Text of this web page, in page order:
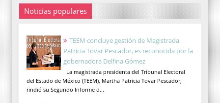
Noticias populares
TEEM concluye gestión de Magistrada
Patricia Tovar Pescador, es reconocida por la
gobernadora Delfina Gómez
La magistrada presidenta del Tribunal Electoral
del Estado de México (TEEM), Martha Patricia Tovar Pescador,
rindió su Segundo Informe d...